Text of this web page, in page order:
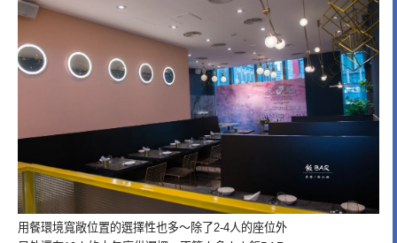
用餐環境寬敞位置的選擇性也多～除了2-4人的座位外